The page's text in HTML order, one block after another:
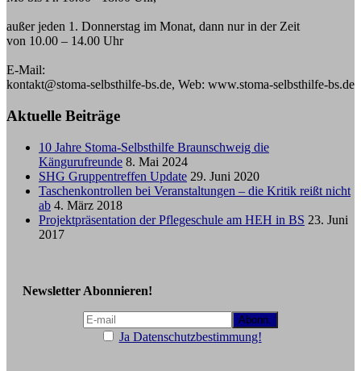
außer jeden 1. Donnerstag im Monat, dann nur in der Zeit
von 10.00 – 14.00 Uhr
E-Mail:
kontakt@stoma-selbsthilfe-bs.de, Web: www.stoma-selbsthilfe-bs.de
Aktuelle Beiträge
10 Jahre Stoma-Selbsthilfe Braunschweig die
Kängurufreunde 8. Mai 2024
SHG Gruppentreffen Update 29. Juni 2020
Taschenkontrollen bei Veranstaltungen – die Kritik reißt nicht
ab 4. März 2018
Projektpräsentation der Pflegeschule am HEH in BS 23. Juni
2017
Newsletter Abonnieren!
Ja Datenschutzbestimmung!